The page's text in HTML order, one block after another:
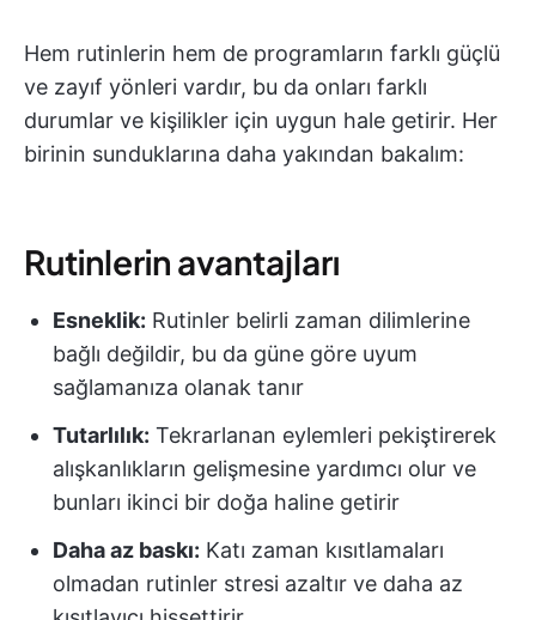
Hem rutinlerin hem de programların farklı güçlü
ve zayıf yönleri vardır, bu da onları farklı
durumlar ve kişilikler için uygun hale getirir. Her
birinin sunduklarına daha yakından bakalım:
Rutinlerin avantajları
Esneklik: Rutinler belirli zaman dilimlerine
bağlı değildir, bu da güne göre uyum
sağlamanıza olanak tanır
Tutarlılık: Tekrarlanan eylemleri pekiştirerek
alışkanlıkların gelişmesine yardımcı olur ve
bunları ikinci bir doğa haline getirir
Daha az baskı: Katı zaman kısıtlamaları
olmadan rutinler stresi azaltır ve daha az